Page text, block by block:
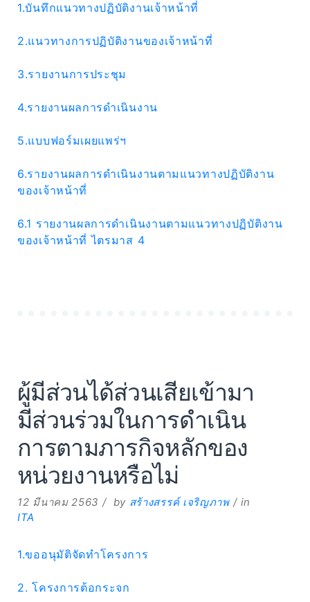
1.บันทึกแนวทางปฏิบัติงานเจ้าหน้าที่
2.แนวทางการปฏิบัติงานของเจ้าหน้าที่
3.รายงานการประชุม
4.รายงานผลการดำเนินงาน
5.แบบฟอร์มเผยแพร่ฯ
6.รายงานผลการดำเนินงานตามแนวทางปฏิบัติงาน
ของเจ้าหน้าที่
6.1 รายงานผลการดำเนินงานตามแนวทางปฏิบัติงาน
ของเจ้าหน้าที่ ไตรมาส 4
ผู้มีส่วนได้ส่วนเสียเข้ามา
มีส่วนร่วมในการดำเนิน
การตามภารกิจหลักของ
หน่วยงานหรือไม่
12 มีนาคม 2563 by สร้างสรรค์ เจริญภาพ
in
ITA
1.ขออนุมัติจัดทำโครงการ
2. โครงการต้อกระจก